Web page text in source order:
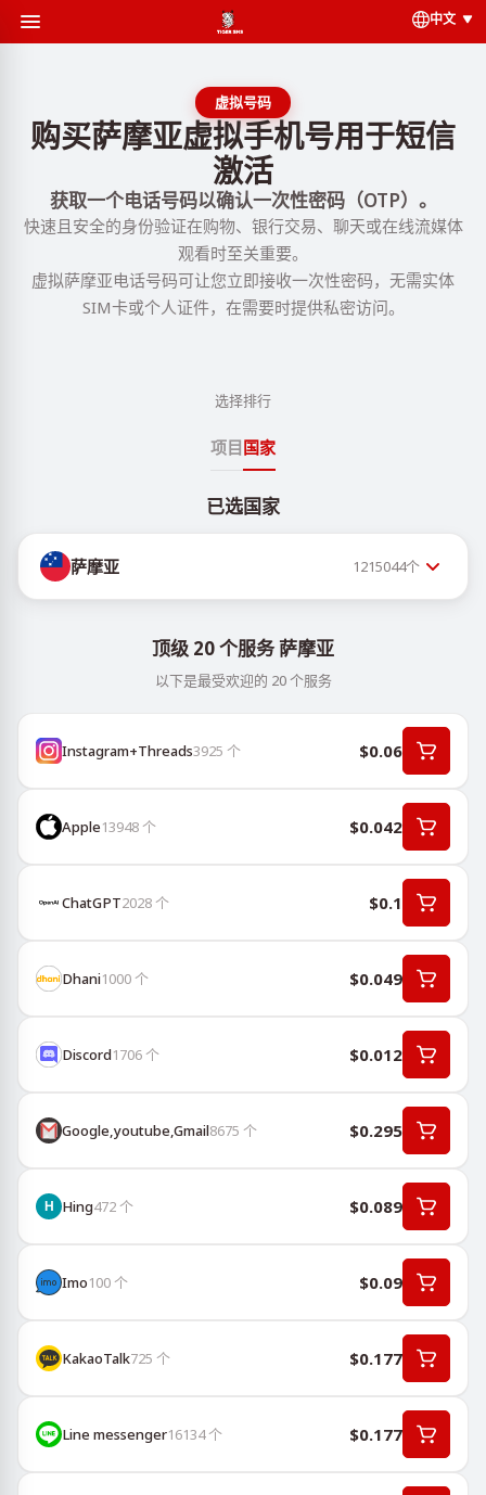
中文
虚拟号码
购买萨摩亚虚拟手机号用于短信
激活
获取一个电话号码以确认一次性密码（OTP）。
快速且安全的身份验证在购物、银行交易、聊天或在线流媒体
观看时至关重要。
虚拟萨摩亚电话号码可让您立即接收一次性密码，无需实体
SIM卡或个人证件，在需要时提供私密访问。
选择排行
项目国家
已选国家
萨摩亚 1215044个
顶级 20 个服务 萨摩亚
以下是最受欢迎的 20 个服务
Instagram+Threads3925 个 $0.06
Apple13948个 $0.042
ChatGPT2028个 $0.1
Dhani1000个 $0.049
Discord1706个 $0.012
Google,youtube,Gmail8675 个 $0.295
Hing472个 $0.089
Imo100个 $0.09
KakaoTalk725 个 $0.177
Line messenger16134个 $0.177